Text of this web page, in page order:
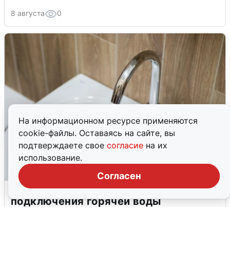
На информационном ресурсе применяются
cookie-файлы. Оставаясь на сайте, вы
подтверждаете свое согласие на их
использование.
Согласен
8 августа 0
В Архангельске перенесли сроки
подключения горячей воды